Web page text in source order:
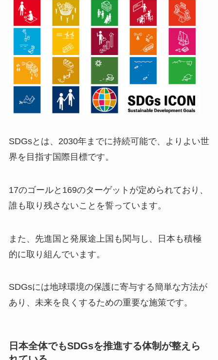
SDGsとは、2030年までに持続可能で、よりよい世
界を目指す国際目標です。
17のゴールと169のターゲットが定められており、
誰も取り残さないことを誓っています。
また、先進国と発展途上国も関与し、日本も積極
的に取り組んでいます。
SDGsには地球環境の保護に寄与する簡単な方法が
あり、未来を良くするための重要な施策です。
日本全体でもSDGsを推進する体制が整えら